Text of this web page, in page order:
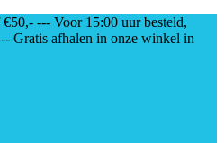
--- Voor 15:00 uur besteld,
Gratis afhalen in onze winkel in